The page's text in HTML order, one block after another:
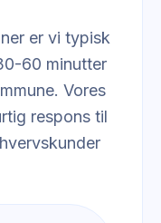
er vi typisk
60 minutter
Vores
respons til